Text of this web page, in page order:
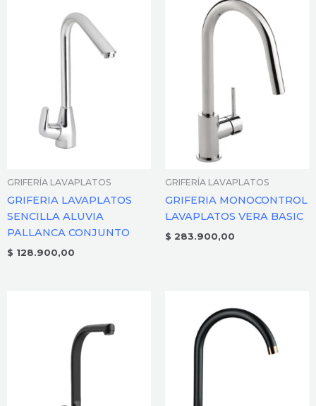
GRIFERÍA LAVAPLATOS
GRIFERIA LAVAPLATOS
SENCILLA ALUVIA
PALLANCA CONJUNTO
$ 128.900,00
GRIFERÍA LAVAPLATOS
GRIFERIA MONOCONTROL
LAVAPLATOS VERA BASIC
$ 283.900,00